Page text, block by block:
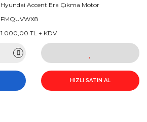
Hyundai Accent Era Çıkma Motor
FMQUVWX8
1.000,00 TL + KDV
HIZLI SATIN AL